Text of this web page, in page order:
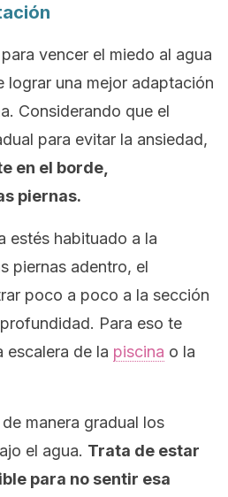
vencer el miedo al agua
lograr una mejor adaptación
Considerando que el
para evitar la ansiedad,
en el borde,
piernas.
estés habituado a la
piernas adentro, el
poco a poco a la sección
Para eso te
escalera de la piscina o la
manera gradual los
el agua. Trata de estar
para no sentir esa